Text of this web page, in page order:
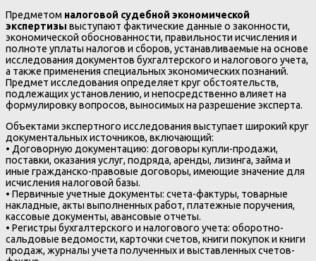
Предметом налоговой судебной экономической
экспертизы выступают фактические данные о законности,
экономической обоснованности, правильности исчисления и
полноте уплаты налогов и сборов, устанавливаемые на основе
исследования документов бухгалтерского и налогового учета,
а также применения специальных экономических познаний.
Предмет исследования определяет круг обстоятельств,
подлежащих установлению, и непосредственно влияет на
формулировку вопросов, выносимых на разрешение эксперта.
Объектами экспертного исследования выступает широкий круг
документальных источников, включающий:
• Договорную документацию: договоры купли-продажи,
поставки, оказания услуг, подряда, аренды, лизинга, займа и
иные гражданско-правовые договоры, имеющие значение для
исчисления налоговой базы.
• Первичные учетные документы: счета-фактуры, товарные
накладные, акты выполненных работ, платежные поручения,
кассовые документы, авансовые отчеты.
• Регистры бухгалтерского и налогового учета: оборотно-
сальдовые ведомости, карточки счетов, книги покупок и книги
продаж, журналы учета полученных и выставленных счетов-